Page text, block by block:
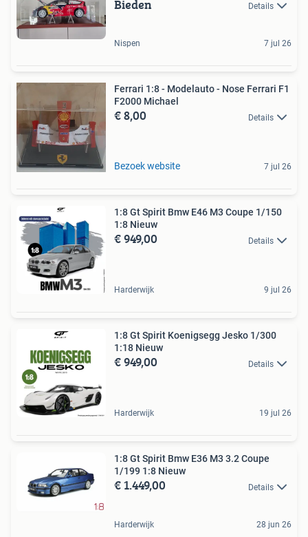
Bieden Details
Nispen 7 jul 26
Ferrari 1:8 - Modelauto - Nose Ferrari F1
F2000 Michael
€ 8,00 Details
Bezoek website 7 jul 26
1:8 Gt Spirit Bmw E46 M3 Coupe 1/150
1:8 Nieuw
€ 949,00 Details
Harderwijk 9 jul 26
1:8 Gt Spirit Koenigsegg Jesko 1/300
1:18 Nieuw
€ 949,00 Details
Harderwijk 19 jul 26
1:8 Gt Spirit Bmw E36 M3 3.2 Coupe
1/199 1:8 Nieuw
€ 1.449,00 Details
Harderwijk 28 jun 26